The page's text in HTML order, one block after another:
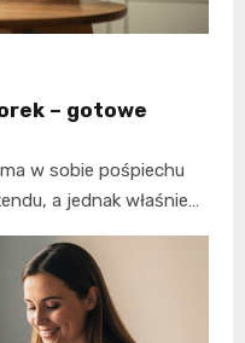
– gotowe
w sobie pośpiechu
a jednak właśnie…